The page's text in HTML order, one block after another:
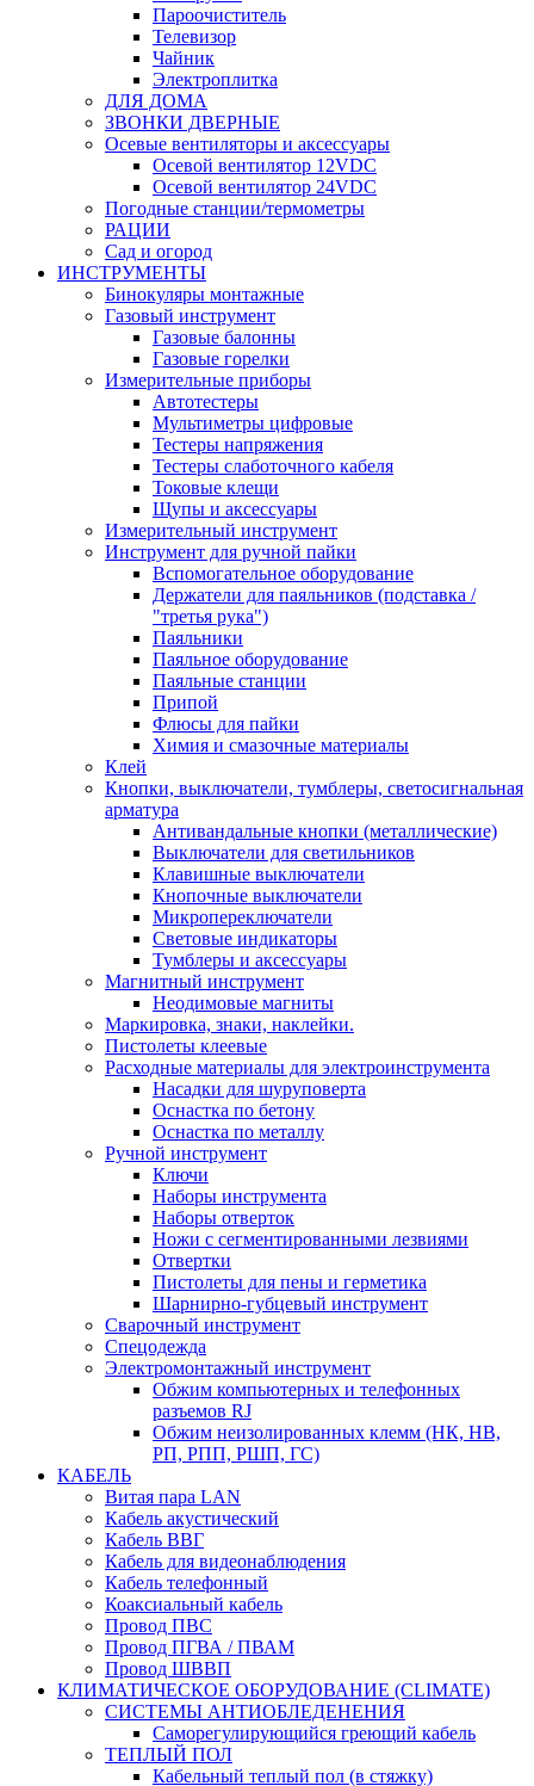
Пароочиститель
Телевизор
Чайник
Электроплитка
ДЛЯ ДОМА
ЗВОНКИ ДВЕРНЫЕ
Осевые вентиляторы и аксессуары
Осевой вентилятор 12VDC
Осевой вентилятор 24VDC
Погодные станции/термометры
РАЦИИ
Сад и огород
ИНСТРУМЕНТЫ
Бинокуляры монтажные
Газовый инструмент
Газовые балонны
Газовые горелки
Измерительные приборы
Автотестеры
Мультиметры цифровые
Тестеры напряжения
Тестеры слаботочного кабеля
Токовые клещи
Щупы и аксессуары
Измерительный инструмент
Инструмент для ручной пайки
Вспомогательное оборудование
Держатели для паяльников (подставка /
"третья рука")
Паяльники
Паяльное оборудование
Паяльные станции
Припой
Флюсы для пайки
Химия и смазочные материалы
Клей
Кнопки, выключатели, тумблеры, светосигнальная
арматура
Антивандальные кнопки (металлические)
Выключатели для светильников
Клавишные выключатели
Кнопочные выключатели
Микропереключатели
Световые индикаторы
Тумблеры и аксессуары
Магнитный инструмент
Неодимовые магниты
Маркировка, знаки, наклейки.
Пистолеты клеевые
Расходные материалы для электроинструмента
Насадки для шуруповерта
Оснастка по бетону
Оснастка по металлу
Ручной инструмент
Ключи
Наборы инструмента
Наборы отверток
Ножи с сегментированными лезвиями
Отвертки
Пистолеты для пены и герметика
Шарнирно-губцевый инструмент
Сварочный инструмент
Спецодежда
Электромонтажный инструмент
Обжим компьютерных и телефонных
разъемов RJ
Обжим неизолированных клемм (НК, НВ,
РП, РПП, РШП, ГС)
КАБЕЛЬ
Витая пара LAN
Кабель акустический
Кабель ВВГ
Кабель для видеонаблюдения
Кабель телефонный
Коаксиальный кабель
Провод ПВС
Провод ПГВА / ПВАМ
Провод ШВВП
КЛИМАТИЧЕСКОЕ ОБОРУДОВАНИЕ (CLIMATE)
СИСТЕМЫ АНТИОБЛЕДЕНЕНИЯ
Саморегулирующийся греющий кабель
ТЕПЛЫЙ ПОЛ
Кабельный теплый пол (в стяжку)